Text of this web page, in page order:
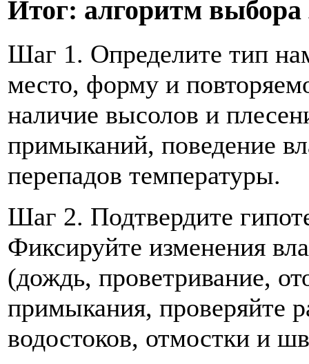
Итог: алгоритм
Шаг 1. Определите тип
место, форму и
наличие высолов и
примыканий, поведение
перепадов температуры.
Шаг 2. Подтвердите
Фиксируйте изменения
(дождь, проветривание,
примыкания, проверяйте
водостоков, отмостки и